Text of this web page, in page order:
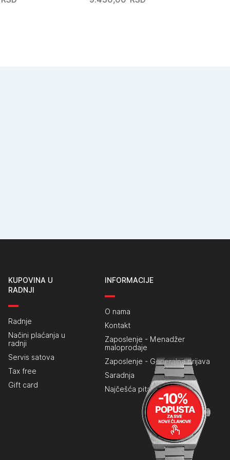
KUPOVINA U
RADNJI
Radnje
Načini plaćanja u
radnji
Servis satova
Tax free
Gift card
INFORMACIJE
O nama
Kontakt
Zaposlenje - Menadžer
maloprodaje
Zaposlenje - Generalna prijava
Saradnja
Najčešća pitanja